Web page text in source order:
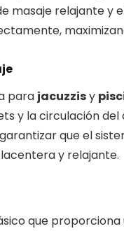
masaje relajante
para jacuzzisy
y la circulación
que el
y relajante.
que